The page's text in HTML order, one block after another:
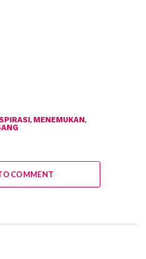
, MENEMUKAN,
COMMENT